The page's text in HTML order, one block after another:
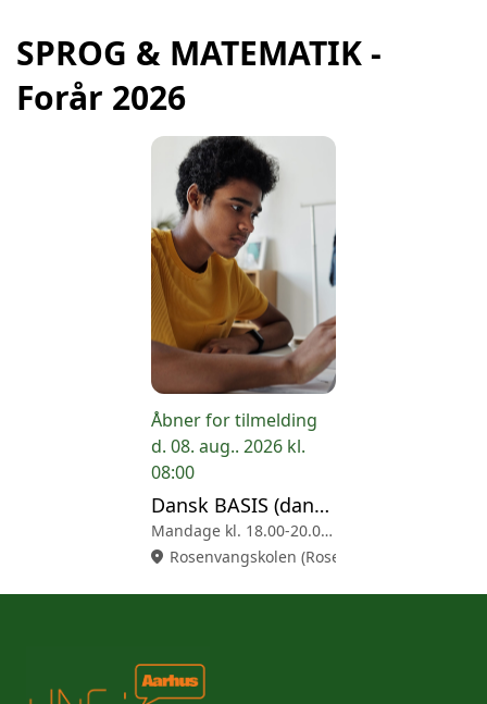
SPROG & MATEMATIK -
Forår 2026
Åbner for tilmelding
d. 08. aug.. 2026 kl.
08:00
Dansk BASIS (dansk som andetsprog)
Mandage kl. 18.00-20.00 (Rosenvangskolen)
location_on Rosenvangskolen (Rosenvangs Allé 49,